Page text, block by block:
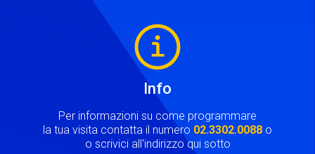
Info
Per informazioni su come programmare
la tua visita contatta il numero 02.3302.0088 o
o scrivici all'indirizzo qui sotto